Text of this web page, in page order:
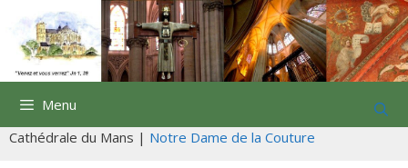
contenu
Menu
Cathédrale du Mans | Notre Dame de la Couture